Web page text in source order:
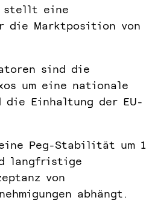
stellt eine
die Marktposition von
sind die
um eine nationale
die Einhaltung der EU-
Peg-Stabilität um 1
langfristige
von
abhängt.